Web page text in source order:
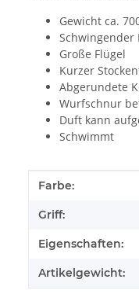
Gewicht ca.
Schwingender
Große Flügel
Kurzer
Abgerundete
Wurfschnur
Duft kann
Schwimmt
Produkteigenschaft
Wert
Farbe:
Griff:
Eigenschaften:
Artikelgewicht: